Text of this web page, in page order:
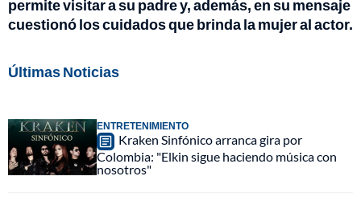
permite visitar a su padre y, además, en su mensaje
cuestionó los cuidados que brinda la mujer al actor.
Últimas Noticias
ENTRETENIMIENTO
Kraken Sinfónico arranca gira por
Colombia: "Elkin sigue haciendo música con
nosotros"